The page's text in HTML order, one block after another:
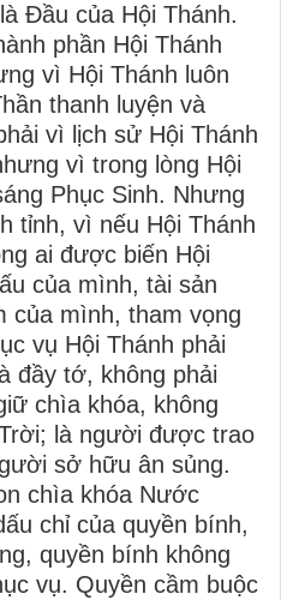
Đầu của Hội Thánh.
phần Hội Thánh
vì Hội Thánh luôn
thanh luyện và
vì lịch sử Hội Thánh
vì trong lòng Hội
Phục Sinh. Nhưng
tỉnh, vì nếu Hội Thánh
ai được biến Hội
của mình, tài sản
của mình, tham vọng
vụ Hội Thánh phải
đầy tớ, không phải
chìa khóa, không
là người được trao
sở hữu ân sủng.
chìa khóa Nước
chỉ của quyền bính,
quyền bính không
vụ. Quyền cầm buộc